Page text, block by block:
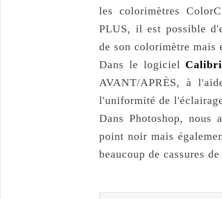
les colorimètres
PLUS, il est possible
de son colorimètre mais
Dans le logiciel
AVANT/APRÈS, à
l'uniformité de
Dans Photoshop,
point noir mais
beaucoup de cassures